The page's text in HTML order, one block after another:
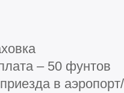
– 50 фунтов
в